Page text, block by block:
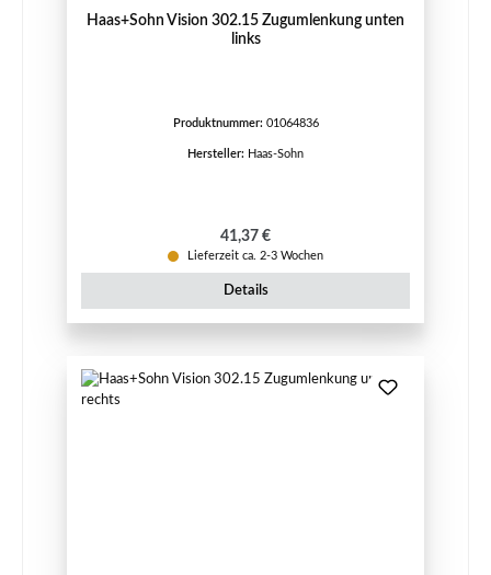
Haas+Sohn Vision 302.15 Zugumlenkung unten
links
Produktnummer: 01064836
Hersteller: Haas-Sohn
Regulärer Preis:
41,37 €
Lieferzeit ca. 2-3 Wochen
Details